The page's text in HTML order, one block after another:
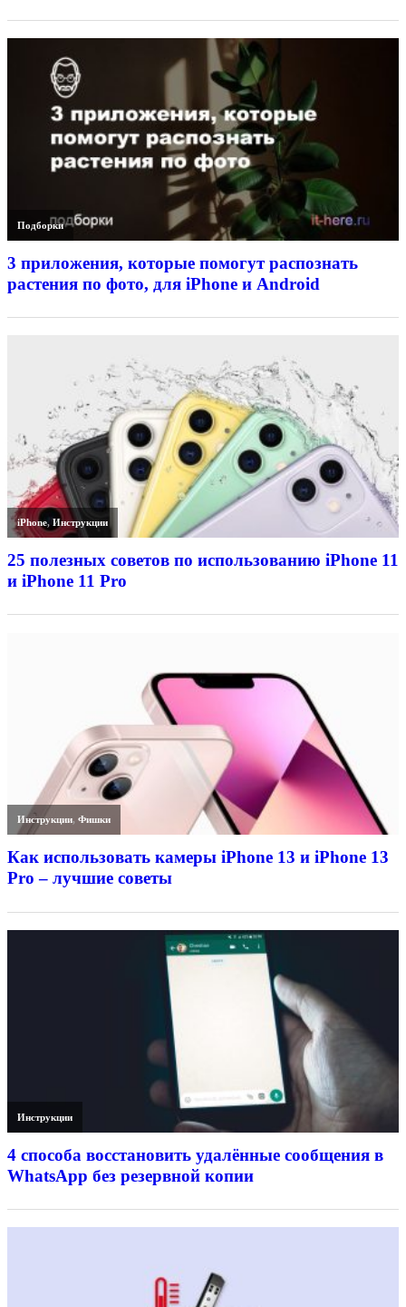
Подборки
3 приложения, которые помогут распознать
растения по фото, для iPhone и Android
iPhone,Инструкции
25 полезных советов по использованию iPhone 11
и iPhone 11 Pro
Инструкции,Фишки
Как использовать камеры iPhone 13 и iPhone 13
Pro – лучшие советы
Инструкции
4 способа восстановить удалённые сообщения в
WhatsApp без резервной копии